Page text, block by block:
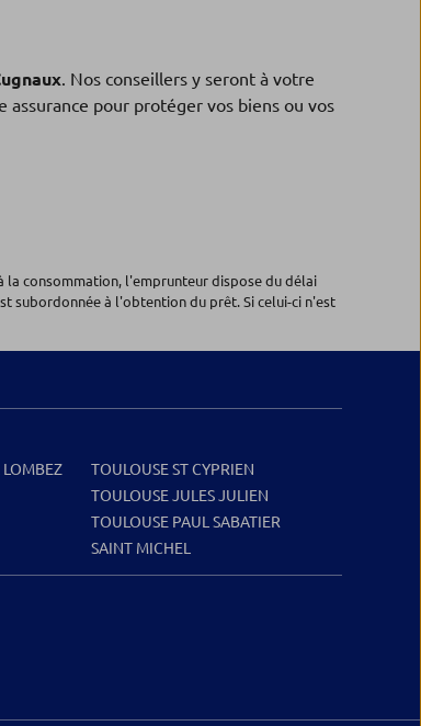
. Nos conseillers y seront à votre
pour protéger vos biens ou vos
la consommation, l'emprunteur dispose du délai
subordonnée à l'obtention du prêt. Si celui-ci n'est
LOMBEZ
TOULOUSE ST CYPRIEN
TOULOUSE JULES JULIEN
TOULOUSE PAUL SABATIER
SAINT MICHEL